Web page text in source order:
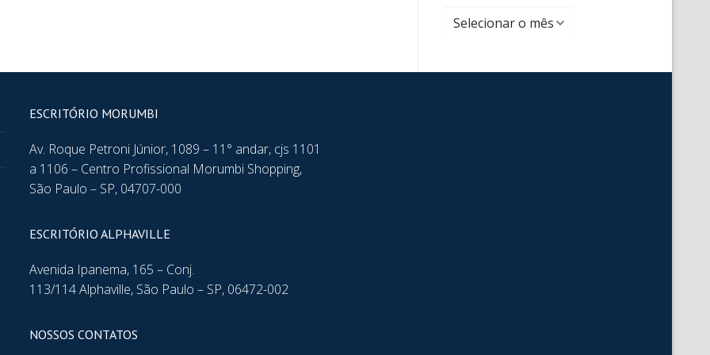
ESCRITÓRIO MORUMBI
Av. Roque Petroni Júnior, 1089 – 11° andar, cjs 1101
a 1106 – Centro Profissional Morumbi Shopping,
São Paulo – SP, 04707-000
ESCRITÓRIO ALPHAVILLE
Avenida Ipanema, 165 – Conj.
113/114 Alphaville, São Paulo – SP, 06472-002
NOSSOS CONTATOS